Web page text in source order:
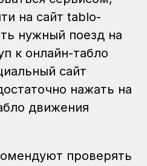
на сайт tablo-
нужный поезд на
к онлайн-табло
сайт
нажать на
движения
проверять